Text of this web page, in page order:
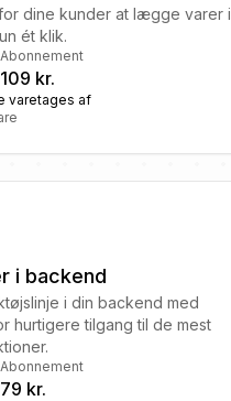
dine kunder at lægge varer i
ét klik.
Abonnement
109 kr.
varetages af
i backend
i din backend med
hurtigere tilgang til de mest
Abonnement
79 kr.